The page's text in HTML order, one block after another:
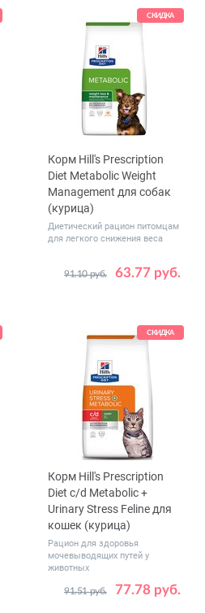
СКИДКА
Корм Hill's Prescription
Diet Metabolic Weight
Management для собак
(курица)
Диетический рацион питомцам
для легкого снижения веса
63.77 руб.
91.10 руб.
Вес, кг 1.5 4
10
СКИДКА
Корм Hill's Prescription
Diet c/d Metabolic +
Urinary Stress Feline для
кошек (курица)
Рацион для здоровья
мочевыводящих путей у
животных
77.78 руб.
91.51 руб.
Вес, кг 1.5 3 8